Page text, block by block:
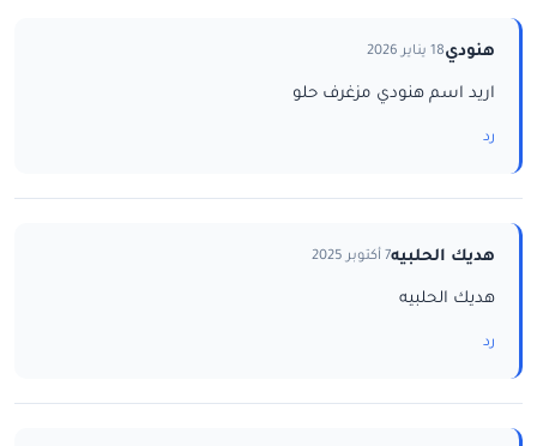
هنودي18 يناير 2026
اريد اسم هنودي مزغرف حلو
رد
هديك الحلبيه7 أكتوبر 2025
هديك الحلبيه
رد